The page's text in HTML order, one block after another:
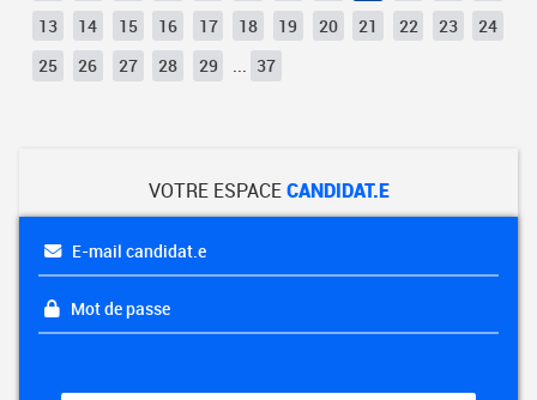
13
14 15 16 17 18 19 20 21 22 23
24
25
26 27 28 29 ... 37
VOTRE ESPACECANDIDAT.E
E-mail candidat.e
Mot de passe